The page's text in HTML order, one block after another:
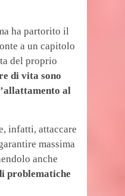
ha partorito il
a un capitolo
del proprio
di vita sono
al
infatti, attaccare
massima
anche
problematiche